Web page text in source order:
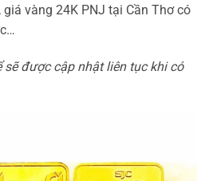
vàng 24K PNJ tại Cần Thơ có
sẽ được cập nhật liên tục khi có